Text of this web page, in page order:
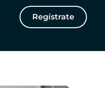
Regístrate